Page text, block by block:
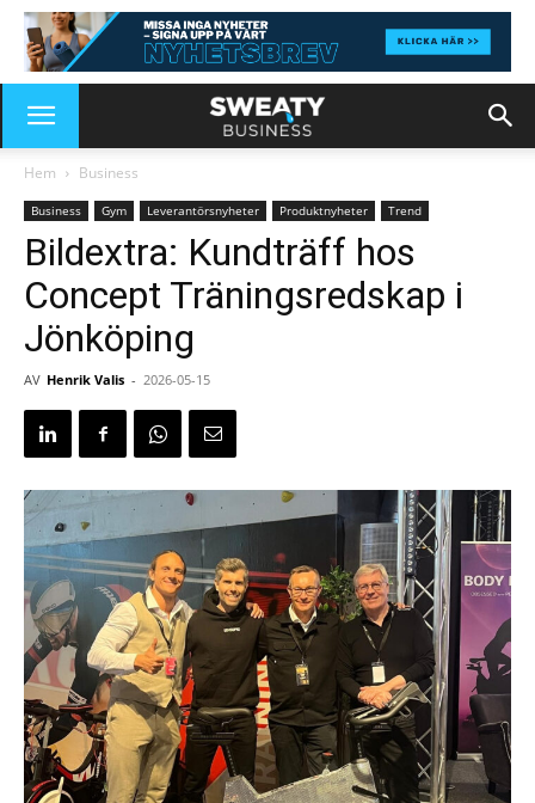
Hem Business
Business Gym Leverantörsnyheter Produktnyheter Trend
Bildextra: Kundträff hos
Concept Träningsredskap i
Jönköping
AV Henrik Valis - 2026-05-15